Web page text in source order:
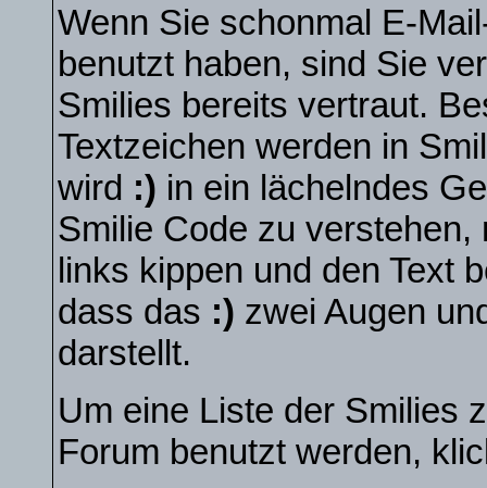
Wenn Sie schonmal E-
benutzt haben, sind Sie
Smilies bereits vertraut.
Textzeichen werden in
wird :) in ein lächelndes
Smilie Code zu
links kippen und den Text
dass das :) zwei Augen
darstellt.
Um eine Liste der Smilies
Forum benutzt werden,